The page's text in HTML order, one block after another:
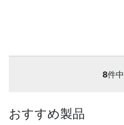
8件中
おすすめ製品